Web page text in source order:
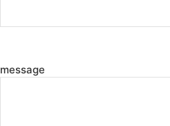
message